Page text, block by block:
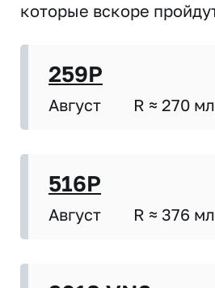
которые вскоре
259P
Август R ≈ 270
516P
Август R ≈ 376